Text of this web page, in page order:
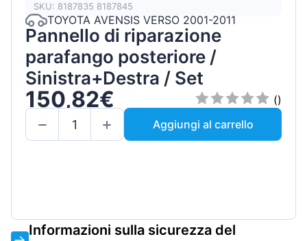
SKU: 8187835 8187845
TOYOTA AVENSIS VERSO 2001-2011
Pannello di riparazione
parafango posteriore /
Sinistra+Destra / Set
150,82€
()
Aggiungi al carrello
Informazioni sulla sicurezza del